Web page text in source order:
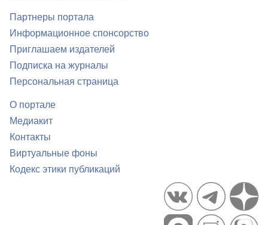
Партнеры портала
Информационное спонсорство
Приглашаем издателей
Подписка на журналы
Персональная страница
О портале
Медиакит
Контакты
Виртуальные фоны
Кодекс этики публикаций